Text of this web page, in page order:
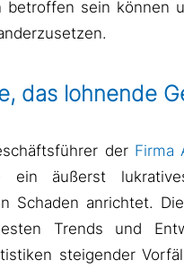
betroffen sein können
das lohnende
der Firma
ein äußerst
Schaden anrichtet.
Trends und
steigender